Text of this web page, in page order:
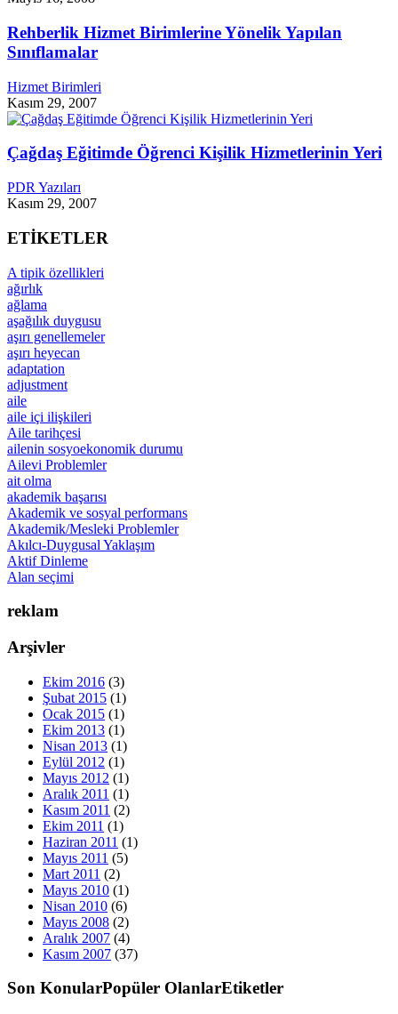
Rehberlik Hizmet Birimlerine Yönelik Yapılan
Sınıflamalar
Hizmet Birimleri
Kasım 29, 2007
Çağdaş Eğitimde Öğrenci Kişilik Hizmetlerinin Yeri
PDR Yazıları
Kasım 29, 2007
ETİKETLER
A tipik özellikleri
ağırlık
ağlama
aşağılık duygusu
aşırı genellemeler
aşırı heyecan
adaptation
adjustment
aile
aile içi ilişkileri
Aile tarihçesi
ailenin sosyoekonomik durumu
Ailevi Problemler
ait olma
akademik başarısı
Akademik ve sosyal performans
Akademik/Mesleki Problemler
Akılcı-Duygusal Yaklaşım
Aktif Dinleme
Alan seçimi
reklam
Arşivler
Ekim 2016 (3)
Şubat 2015 (1)
Ocak 2015 (1)
Ekim 2013 (1)
Nisan 2013 (1)
Eylül 2012 (1)
Mayıs 2012 (1)
Aralık 2011 (1)
Kasım 2011 (2)
Ekim 2011 (1)
Haziran 2011 (1)
Mayıs 2011 (5)
Mart 2011 (2)
Mayıs 2010 (1)
Nisan 2010 (6)
Mayıs 2008 (2)
Aralık 2007 (4)
Kasım 2007 (37)
Son KonularPopüler OlanlarEtiketler